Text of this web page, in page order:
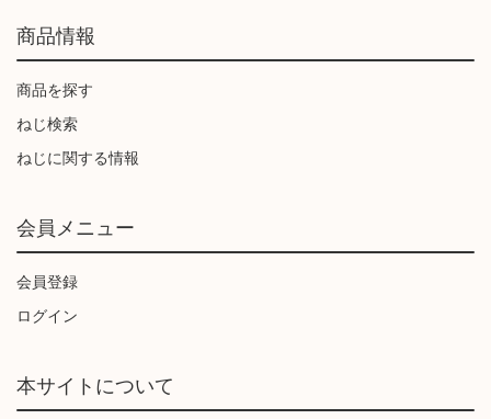
商品情報
商品を探す
ねじ検索
ねじに関する情報
会員メニュー
会員登録
ログイン
本サイトについて